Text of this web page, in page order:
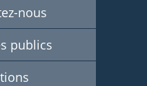
nous
publics